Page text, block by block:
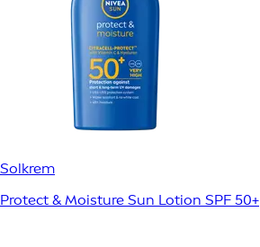
Solkrem
Protect & Moisture Sun Lotion SPF 50+